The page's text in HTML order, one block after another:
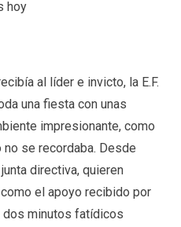
hoy
al líder e invicto, la E.F.
una fiesta con unas
impresionante, como
no se recordaba. Desde
directiva, quieren
el apoyo recibido por
minutos fatídicos